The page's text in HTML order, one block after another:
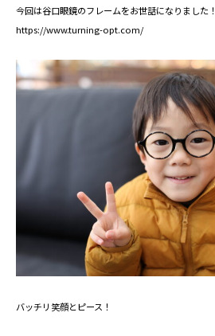
今回は谷口眼鏡のフレームをお世話になりました！
https://www.turning-opt.com/
バッチリ笑顔とピース！